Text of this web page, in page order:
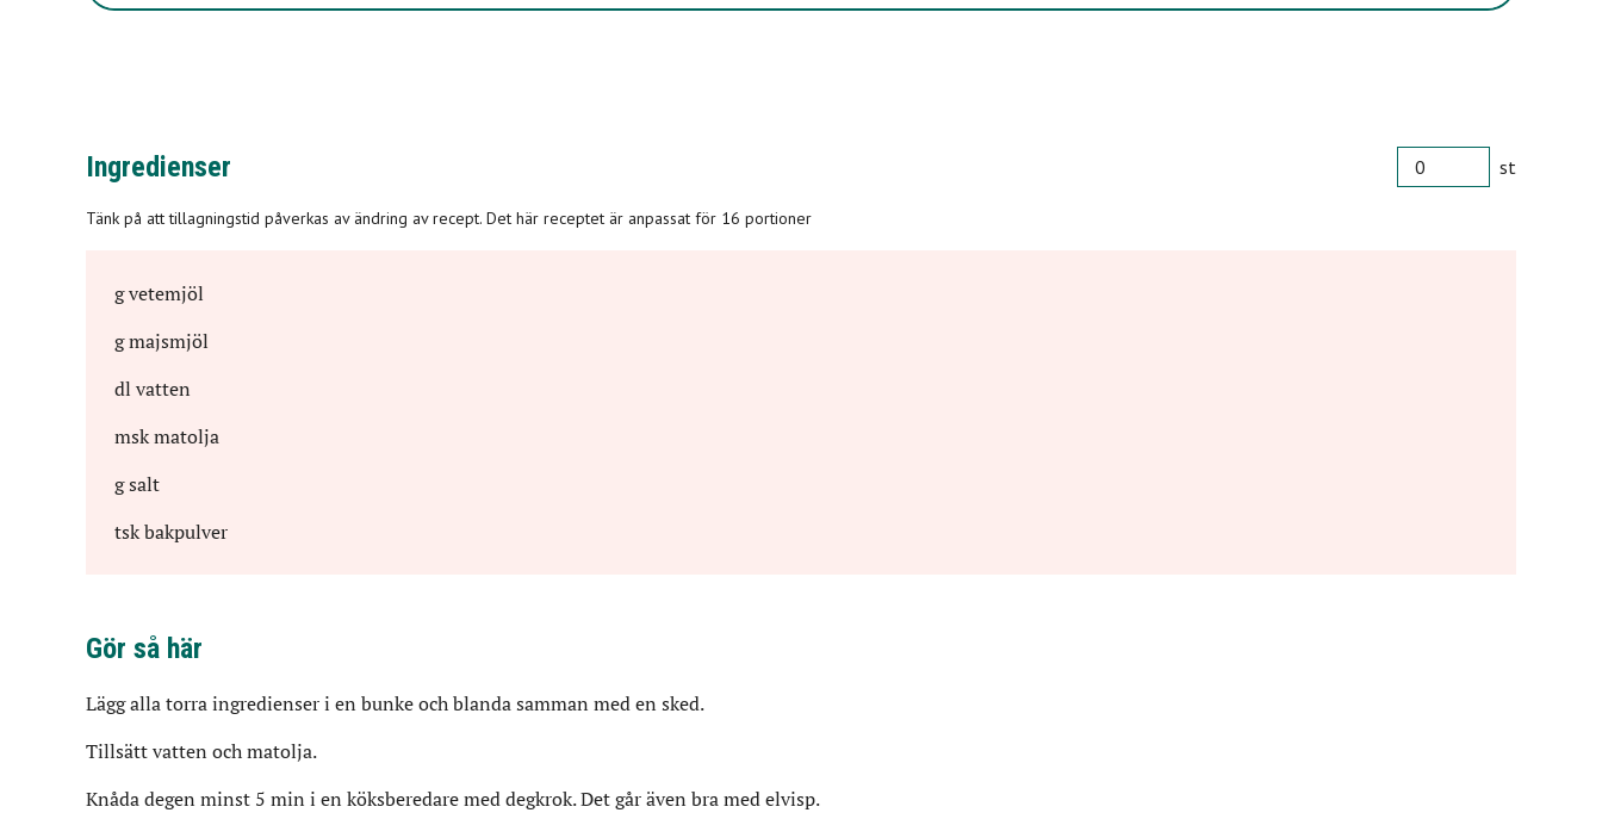
Ingredienser
PORTIONER
st
Tänk på att tillagningstid påverkas av ändring av recept. Det här receptet är anpassat för 16 portioner
gvetemjöl
gmajsmjöl
dl vatten
mskmatolja
gsalt
tskbakpulver
Gör så här
Lägg alla torra ingredienser i en bunke och blanda samman med en sked.
Tillsätt vatten och matolja.
Knåda degen minst 5 min i en köksberedare med degkrok. Det går även bra med elvisp.